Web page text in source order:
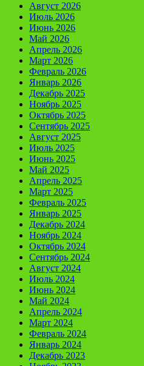
Август 2026
Июль 2026
Июнь 2026
Май 2026
Апрель 2026
Март 2026
Февраль 2026
Январь 2026
Декабрь 2025
Ноябрь 2025
Октябрь 2025
Сентябрь 2025
Август 2025
Июль 2025
Июнь 2025
Май 2025
Апрель 2025
Март 2025
Февраль 2025
Январь 2025
Декабрь 2024
Ноябрь 2024
Октябрь 2024
Сентябрь 2024
Август 2024
Июль 2024
Июнь 2024
Май 2024
Апрель 2024
Март 2024
Февраль 2024
Январь 2024
Декабрь 2023